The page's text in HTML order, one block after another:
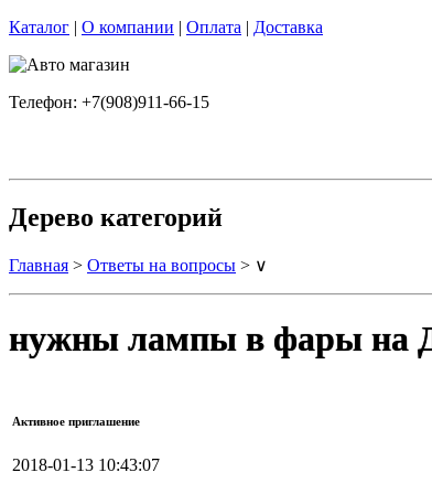
Каталог | О компании | Оплата | Доставка
Телефон: +7(908)911-66-15
Дерево категорий
Главная > Ответы на вопросы > ∨
нужны лампы в фары на
Активное приглашение
2018-01-13 10:43:07